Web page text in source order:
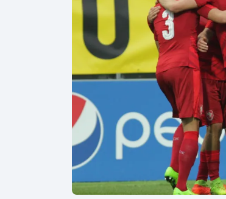
Curling
Dostihy
Florbal
Futsal
Golf